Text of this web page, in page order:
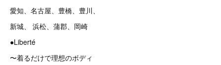
愛知、名古屋、豊橋、豊川、
新城、 浜松、蒲郡、岡崎
●Liberté
〜着るだけで理想のボディ